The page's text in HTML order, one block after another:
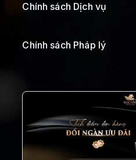
Chính sách Dịch vụ
Chính sách Pháp lý